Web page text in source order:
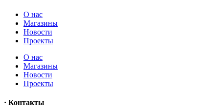
О нас
Магазины
Новости
Проекты
О нас
Магазины
Новости
Проекты
· Контакты